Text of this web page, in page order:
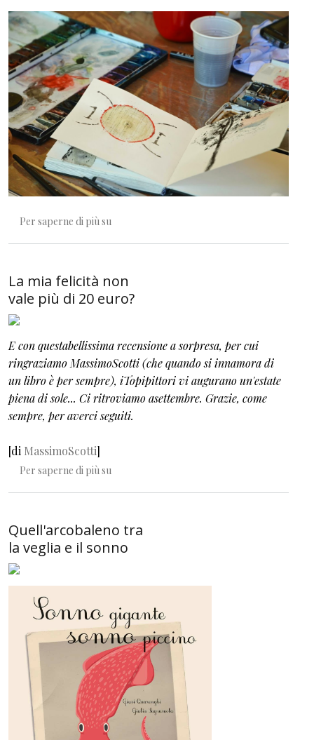
Per saperne di più su
La mia felicità non
vale più di 20 euro?
E con questabellissima recensione a sorpresa, per cui
ringraziamo MassimoScotti (che quando si innamora di
un libro è per sempre), iTopipittori vi augurano un'estate
piena di sole... Ci ritroviamo asettembre. Grazie, come
sempre, per averci seguiti.
[di MassimoScotti]
Per saperne di più su
Quell'arcobaleno tra
la veglia e il sonno